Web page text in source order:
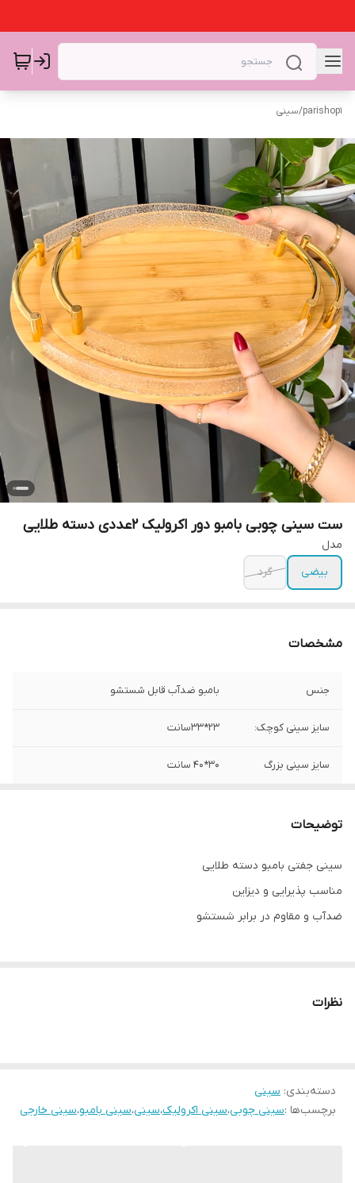
parishop1
/سینی
ست سینی چوبی بامبو دور اکرولیک ۲عددی دسته طلایی
مدل
بیضی
گرد
مشخصات
جنس بامبو ضدآب قابل شستشو
سایز سینی کوچک: 23*33سانت
سایز سینی بزرگ ۳۰*۴۰ سانت
توضیحات
سینی جفتی بامبو دسته طلایی
مناسب پذیرایی و دیزاین
ضدآب و مقاوم در برابر شستشو
نظرات
دسته‌بندی: سینی
برچسب‌ها :سینی چوبی،سینی اکرولیک،سینی،سینی بامبو،سینی خارجی